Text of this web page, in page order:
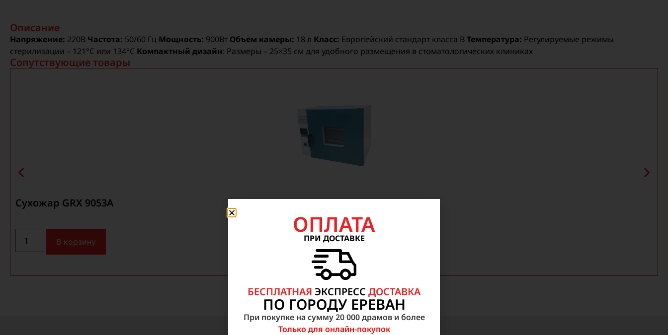
Описание
Напряжение: 220В Частота: 50/60 Гц Мощность: 900Вт Объем камеры: 18 л Класс: Европейский стандарт класса BТемпература: Регулируемые режимы
стерилизации – 121°C или 134°C Компактный дизайн: Размеры – 25×35 см для удобного размещения в стоматологических клиниках
Сопутствующие товары
Сухожар GRX 9053A
320 000AMD305 000 AMD
В корзину
ОПЛАТА
ПРИ ДОСТАВКЕ
БЕСПЛАТНАЯ ЭКСПРЕСС ДОСТАВКА
ПО ГОРОДУ ЕРЕВАН
При покупке на сумму 20 000 драмов и более
Только для онлайн-покупок